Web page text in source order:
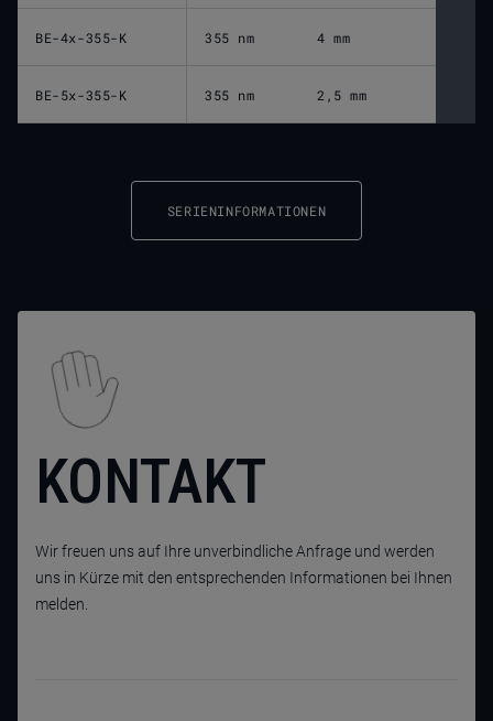
BE-4x-355-K 355 nm 4 mm
BE-5x-355-K 355 nm 2,5 mm
SERIENINFORMATIONEN
KONTAKT
Wir freuen uns auf Ihre unverbindliche Anfrage und werden
uns in Kürze mit den entsprechenden Informationen bei Ihnen
melden.